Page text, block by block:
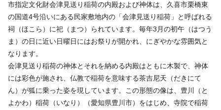
市指定文化財会津見送り稲荷の内殿および神体は、久喜市栗橋東
の国道4号沿いにある民家敷地内の「会津見送り稲荷」と呼ばれる
祠（ほこら）に祀（まつ）られています。毎年3月の初午（はつう
ま）の日に近い日曜日にはお祭りが開かれ、にぎやかな雰囲気と
なります。
会津見送り稲荷の神体とそれを納める内殿はともに木製で、神体
には彩色が施され、仏教で稲荷を意味する茶吉尼天（だきにて
ん）が狐に乗った姿を現しています。この形態の像は、豊川（と
よかわ）稲荷（いなり）（愛知県豊川市）をはじめ、寺院で稲荷